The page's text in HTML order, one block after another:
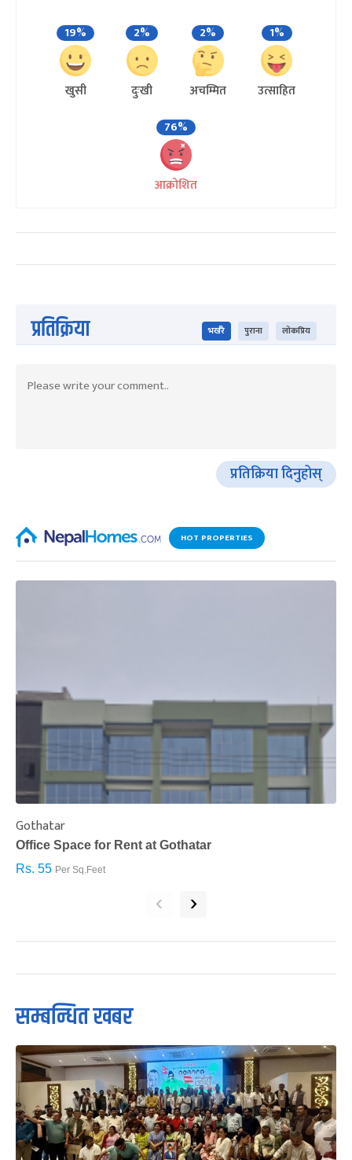
19%
खुसी
2%
दुःखी
2%
अचम्मित
1%
उत्साहित
76%
आक्रोशित
प्रतिक्रिया भर्खरै पुराना लोकप्रिय
प्रतिक्रिया दिनुहोस्
HOT PROPERTIES
Gothatar
Office Space for Rent at Gothatar
Rs. 55 Per Sq.Feet
‹ ›
सम्बन्धित खबर